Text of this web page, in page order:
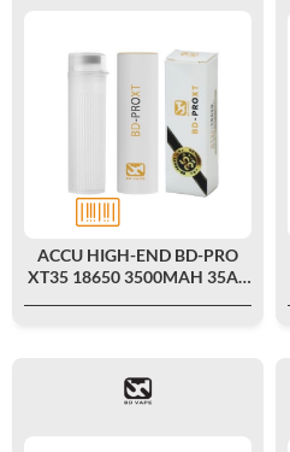
ACCU HIGH-END BD-PRO
XT35 18650 3500MAH 35A -